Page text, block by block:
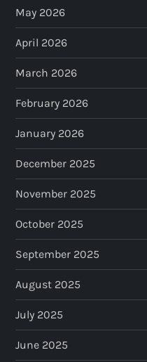
a
g
i
n
a
t
i
o
n
May 2026
April 2026
March 2026
February 2026
January 2026
December 2025
November 2025
October 2025
September 2025
August 2025
July 2025
June 2025